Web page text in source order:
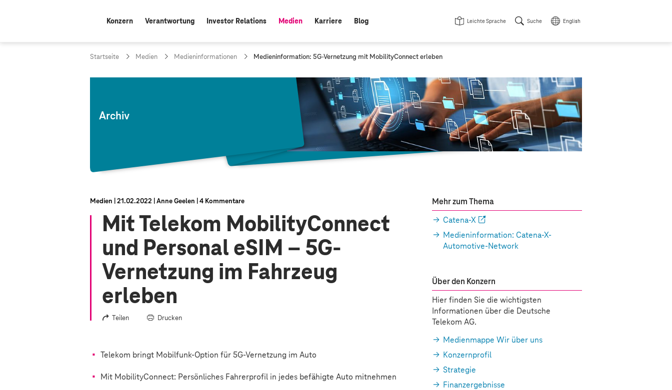
Konzern Verantwortung Investor Relations aktiv:
Medien Karriere Blog Leichte Sprache Suche English
Startseite Medien Medieninformationen
a
e
Medieninformation: 5G-Vernetzung mit MobilityConnect erleben
Archiv
Medien 21.02.2022 Anne Geelen 4 Kommentare
Mit Telekom MobilityConnect
und Personal eSIM – 5G-
Vernetzung im Fahrzeug
erleben
Teilen Drucken
Telekom bringt Mobilfunk-Option für 5G-Vernetzung im Auto
Mit MobilityConnect: Persönliches Fahrerprofil in jedes befähigte Auto mitnehmen
Mehr zum Thema
Catena-X
Medieninformation: Catena-X-
Automotive-Network
Über den Konzern
Hier finden Sie die wichtigsten
Informationen über die Deutsche
Telekom AG.
Medienmappe Wir über uns
Konzernprofil
Strategie
Finanzergebnisse